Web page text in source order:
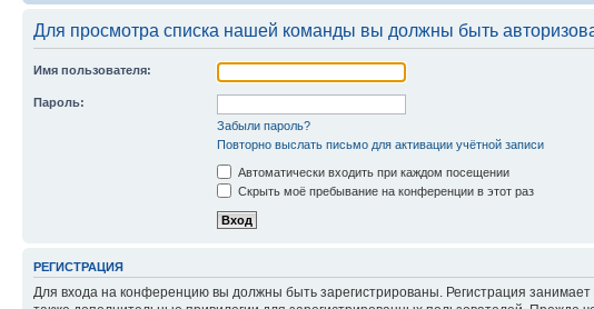
Для просмотра списка нашей команды вы должны быть
Имя пользователя:
Пароль:
Забыли пароль?
Повторно выслать письмо для активации учётной записи
Автоматически входить при каждом посещении
Скрыть моё пребывание на конференции в этот раз
РЕГИСТРАЦИЯ
Для входа на конференцию вы должны быть зарегистрированы. Регистрация